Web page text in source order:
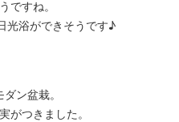
ですね。
光浴ができそうです♪
ン盆栽。
がつきました。